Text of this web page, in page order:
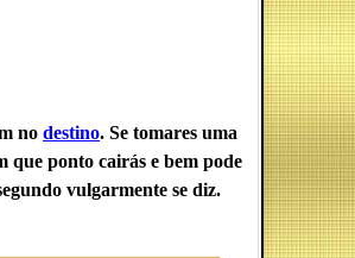
no destino. Se tomares uma
que ponto cairás e bem pode
vulgarmente se diz.